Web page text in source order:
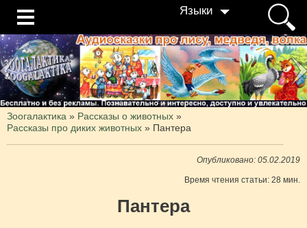
Языки
Зоогалактика » Рассказы о животных »
Рассказы про диких животных » Пантера
Опубликовано: 05.02.2019
Время чтения статьи: 28 мин.
Пантера